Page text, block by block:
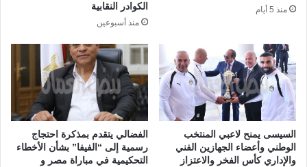
منذ 5 أيام
الكوادر النقابية
منذ أسبوعين
السيسى يمنح لاعبي المنتخب
الوطني وأعضاء الجهازين الفني
والإداري كأس الفخر والاعتزاز
الفضالي يتقدم بمذكرة احتجاج
رسمية إلى “الفيفا” بشأن الأخطاء
التحكيمية في مباراة مصر و